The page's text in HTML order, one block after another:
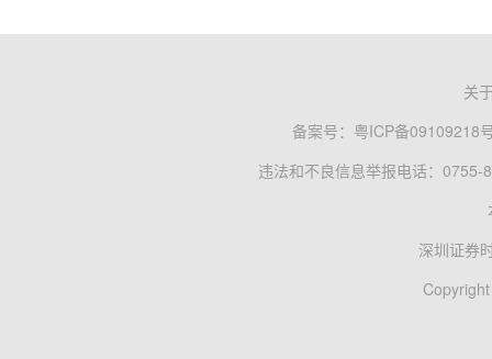
关
备案号： 粤ICP备09109218
违法和不良信息举报电话：0755-
深圳证券